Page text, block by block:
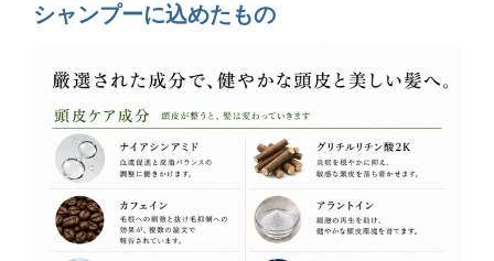
シャンプーに込めたもの